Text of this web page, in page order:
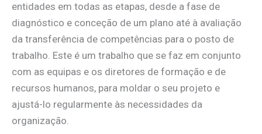
entidades em todas as etapas, desde a fase de
diagnóstico e conceção de um plano até à avaliação
da transferência de competências para o posto de
trabalho. Este é um trabalho que se faz em conjunto
com as equipas e os diretores de formação e de
recursos humanos, para moldar o seu projeto e
ajustá-lo regularmente às necessidades da
organização.